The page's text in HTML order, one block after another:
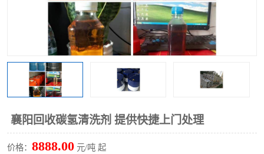
襄阳回收碳氢清洗剂 提供快捷上门处理
价格： 8888.00 元/吨 起